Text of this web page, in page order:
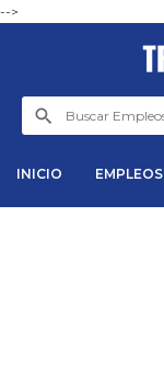
-->
INICIO EMPLEOS